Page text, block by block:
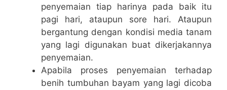
penyemaian tiap harinya pada baik itu
pagi hari, ataupun sore hari. Ataupun
bergantung dengan kondisi media tanam
yang lagi digunakan buat dikerjakannya
penyemaian.
Apabila proses penyemaian terhadap
benih tumbuhan bayam yang lagi dicoba